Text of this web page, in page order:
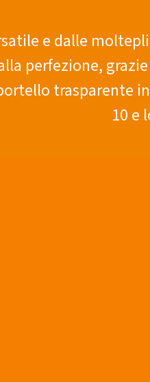
e dalle
perfezione,
trasparente
10 e